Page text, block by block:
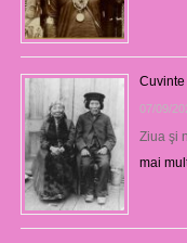
07/09/
Ziua şi
mai